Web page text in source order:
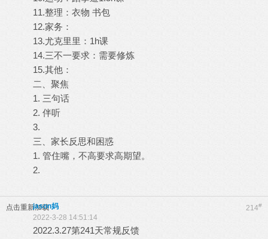
11.整理：衣物 书包
12.家务：
13.尤克里里：1h课
14.三不一要求：需要修炼
15.其他：
二、聚焦
1. 三句话
2. 伴听
3.
三、家长反思和困惑
1. 管住嘴，不高要求高期望。
2.
点击重新加载 214#
jason妈
2022-3-28 14:51:14
2022.3.27第241天常规反馈